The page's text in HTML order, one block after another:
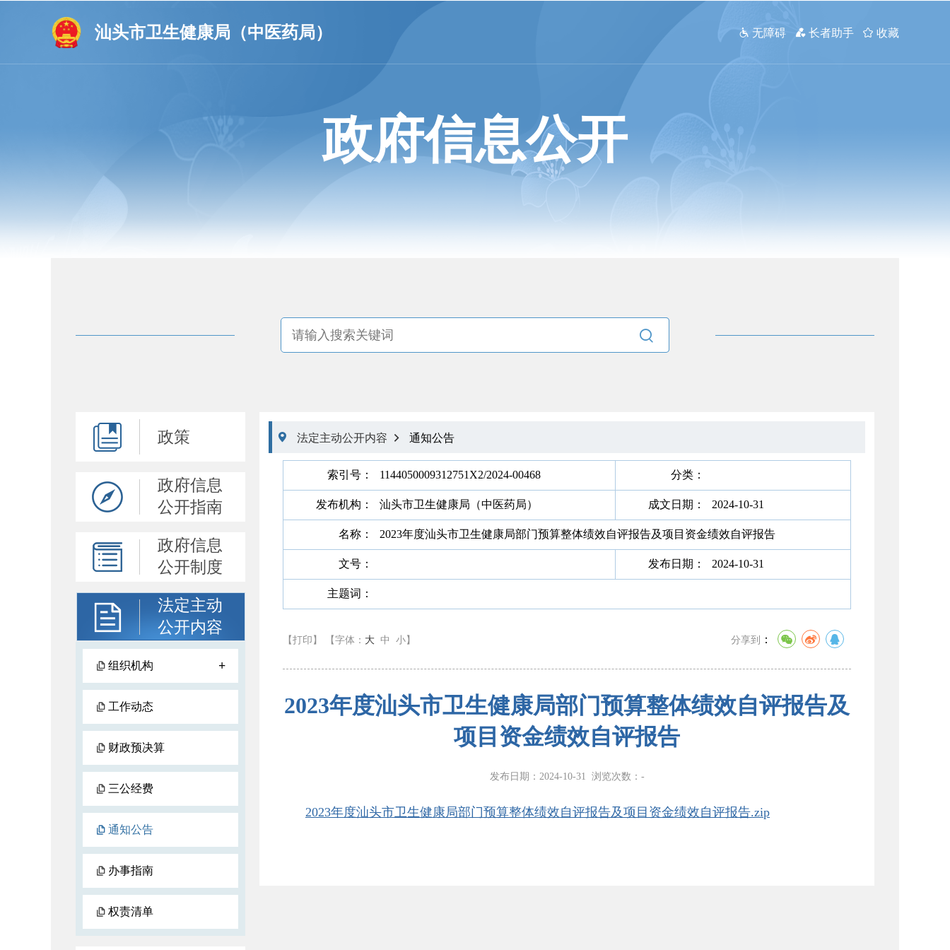
汕头市卫生健康局（中医药局）  无障碍  长者助手  收藏
政府信息公开

政策
政府信息
公开指南
政府信息
公开制度
法定主动
公开内容
组织机构 +
工作动态
财政预决算
三公经费
通知公告
办事指南
权责清单
 法定主动公开内容  通知公告
索引号： 1144050009312751X2/2024-00468 分类：
发布机构： 汕头市卫生健康局（中医药局） 成文日期： 2024-10-31
名称： 2023年度汕头市卫生健康局部门预算整体绩效自评报告及项目资金绩效自评报告
文号： 发布日期： 2024-10-31
主题词：
【打印】 【字体： 大 中 小 】 分享到 ：
2023年度汕头市卫生健康局部门预算整体绩效自评报告及
项目资金绩效自评报告
发布日期：2024-10-31 浏览次数： -
2023年度汕头市卫生健康局部门预算整体绩效自评报告及项目资金绩效自评报告.zip